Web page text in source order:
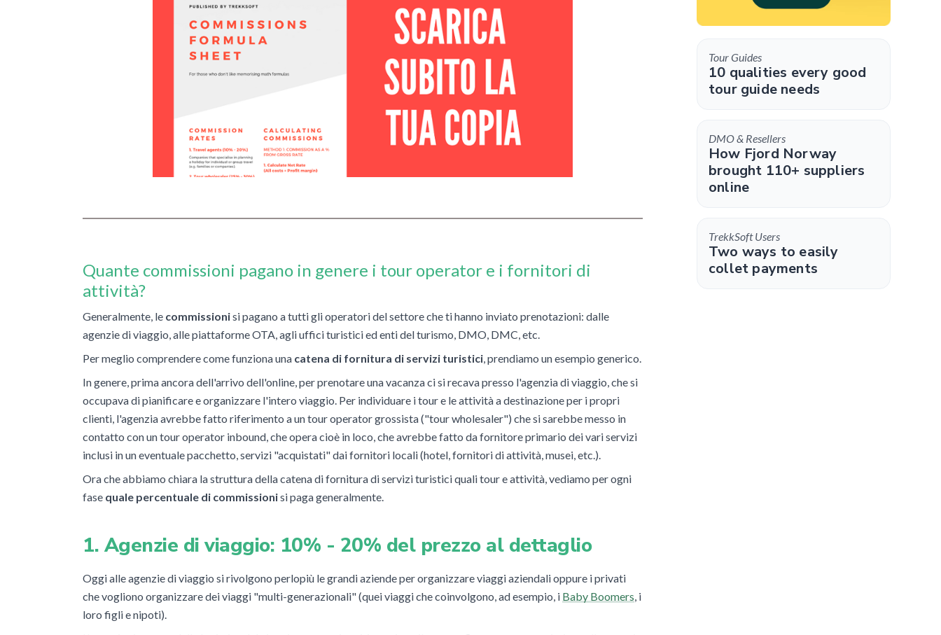
Quante commissioni pagano in genere i tour operator e i fornitori di
attività?
Generalmente, le commissionisi pagano a tutti gli operatori del settore che ti hanno inviato prenotazioni: dalle
agenzie di viaggio, alle piattaforme OTA, agli uffici turistici ed enti del turismo, DMO, DMC, etc.
Per meglio comprendere come funziona una catena di fornitura di servizi turistici, prendiamo un esempio generico.
In genere, prima ancora dell'arrivo dell'online, per prenotare una vacanza ci si recava presso l'agenzia di viaggio, che si
occupava di pianificare e organizzare l'intero viaggio. Per individuare i tour e le attività a destinazione per i propri
clienti, l'agenzia avrebbe fatto riferimento a un tour operator grossista ("tour wholesaler") che si sarebbe messo in
contatto con un tour operator inbound, che opera cioè in loco, che avrebbe fatto da fornitore primario dei vari servizi
inclusi in un eventuale pacchetto, servizi "acquistati" dai fornitori locali (hotel, fornitori di attività, musei, etc.).
Ora che abbiamo chiara la struttura della catena di fornitura di servizi turistici quali tour e attività, vediamo per ogni
fase quale percentuale di commissionisi paga generalmente.
1. Agenzie di viaggio: 10% - 20% del prezzo al dettaglio
Oggi alle agenzie di viaggio si rivolgono perlopiù le grandi aziende per organizzare viaggi aziendali oppure i privati
che vogliono organizzare dei viaggi "multi-generazionali" (quei viaggi che coinvolgono, ad esempio, i Baby Boomers , i
loro figli e nipoti).
Tour Guides
10 qualities every good
tour guide needs
DMO & Resellers
How Fjord Norway
brought 110+ suppliers
online
TrekkSoft Users
Two ways to easily
collet payments